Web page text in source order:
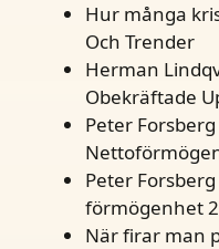
Hur många
Och Trender
Herman
Obekräftade
Peter
Peter
förmögenhet
När firar man